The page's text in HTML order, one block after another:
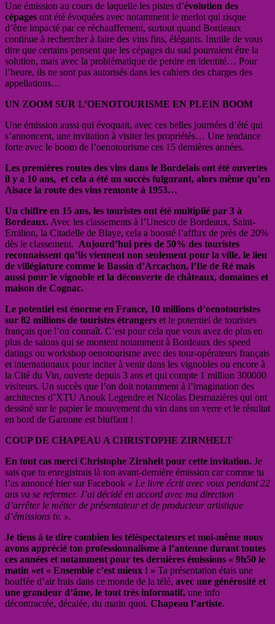
Une émission au cours de laquelle les pistes d’évolution des
cépages ont été évoquées avec notamment le merlot qui risque
d’être impacté par ce réchauffement, surtout quand Bordeaux
continue à rechercher à faire des vins fins, élégants. Inutile de vous
dire que certains pensent que les cépages du sud pourraient être la
solution, mais avec la problématique de perdre en identité… Pour
l’heure, ils ne sont pas autorisés dans les cahiers des charges des
appellations…
UN ZOOM SUR L’OENOTOURISME EN PLEIN BOOM
Une émission aussi qui évoquait, avec ces belles journées d’été qui
s’annoncent, une invitation à visiter les propriétés… Une tendance
forte avec le boom de l’oenotourisme ces 15 dernières années.
Les premières routes des vins dans le Bordelais ont été ouvertes
il y a 10 ans, et cela a été un succès fulgurant, alors même qu’en
Alsace la route des vins remonte à 1953…
Un chiffre en 15 ans, les touristes ont été multiplié par 3 à
Bordeaux. Avec les classements à l’Unesco de Bordeaux, Saint-
Emilion, la Citadelle de Blaye, cela a boosté l’afflux de près de 20%
dès le classement. Aujourd’hui près de 50% des touristes
reconnaissent qu’ils viennent non seulement pour la ville, le lieu
de villégiature comme le Bassin d’Arcachon, l’Ile de Ré mais
aussi pour le vignoble et la découverte de châteaux, domaines et
maison de Cognac.
Le potentiel est énorme en France, 10 millions d’oenotouristes
sur 82 millions de touristes étrangers et le potentiel de touristes
français que l’on connaît. C’est pour cela que vous avez de plus en
plus de salons qui se montent notamment à Bordeaux des speed
datings ou workshop oenotourisme avec des tour-opérateurs français
et internationaux pour inciter à venir dans les vignobles ou encore à
la Cité du Vin, ouverte depuis 3 ans et qui compte 1 million 300000
visiteurs. Un succès que l’on doit notamment à l’imagination des
architectes d’XTU Anouk Legendre et Nicolas Desmazières qui ont
dessiné sur le papier le mouvement du vin dans un verre et le résultat
en bord de Garonne est bluffant !
COUP DE CHAPEAU A CHRISTOPHE ZIRNHELT
En tout cas merci Christophe Zirnhelt pour cette invitation. Je
sais que tu enregistrais là ton avant-dernière émission car comme tu
l’as annoncé hier sur Facebook « Le livre écrit avec vous pendant 22
ans va se refermer. J’ai décidé en accord avec ma direction
d’arrêter le métier de présentateur et de producteur artistique
d’émissions tv. ».
Je tiens à te dire combien les téléspectateurs et moi-même nous
avons apprécié ton professionnalisme à l’antenne durant toutes
ces années et notamment pour tes dernières émissions « 9h50 le
matin »et « Ensemble c’est mieux ! » Ta présentation étais une
bouffée d’air frais dans ce monde de la télé, avec une générosité et
une grandeur d’âme, le tout très informatif, une info
décontractée, décalée, du matin quoi. Chapeau l’artiste.